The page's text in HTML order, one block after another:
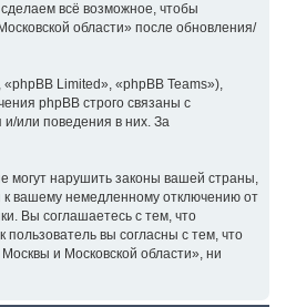
всё возможное, чтобы
области» после обновления/
Limited», «phpBB Teams»),
phpBB строго связаны с
или поведения в них. За
могут нарушить законы вашей страны,
к вашему немедленному отключению от
Вы соглашаетесь с тем, что
вы согласны с тем, что
и Московской области», ни